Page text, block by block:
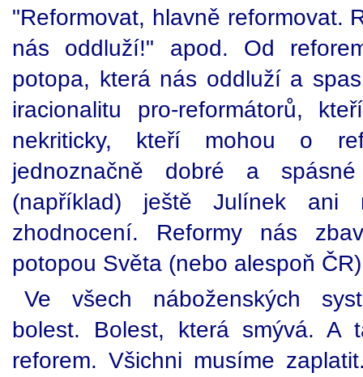
"Reformovat, hlavně reformovat.
nás oddluží!" apod. Od
potopa, která nás oddluží a
iracionalitu pro-reformátorů,
nekriticky, kteří mohou o
jednoznačně dobré a
(například) ještě Julínek ani
zhodnocení. Reformy nás
potopou Světa (nebo alespoň
Ve všech náboženských
bolest. Bolest, která smývá. A
reforem. Všichni musíme